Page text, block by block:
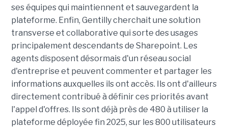
ses équipes qui maintiennent et sauvegardent la
plateforme. Enfin, Gentilly cherchait une solution
transverse et collaborative qui sorte des usages
principalement descendants de Sharepoint. Les
agents disposent désormais d'un réseau social
d'entreprise et peuvent commenter et partager les
informations auxquelles ils ont accès. Ils ont d'ailleurs
directement contribué à définir ces priorités avant
l'appel d'offres. Ils sont déjà près de 480 à utiliser la
plateforme déployée fin 2025, sur les 800 utilisateurs